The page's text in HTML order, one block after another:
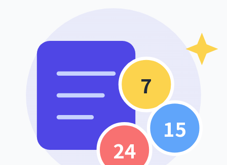
7
15
24